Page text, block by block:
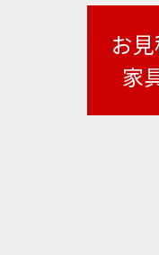
お
家